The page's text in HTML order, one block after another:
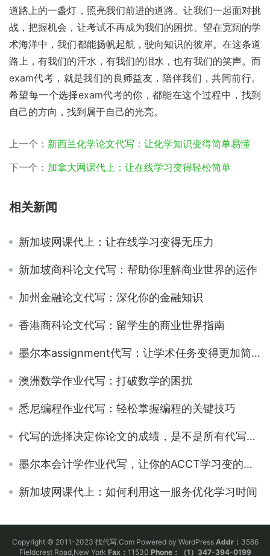
道路上的一盏灯，照亮我们前进的道路。让我们一起面对挑
战，把握机会，让考试不再成为我们的困扰。望在宽阔的学
术海洋中，我们都能扬帆起航，驶向知识的彼岸。在这条道
路上，有我们的汗水，有我们的泪水，也有我们的笑声。而
exam代考，就是我们的良师益友，陪伴我们，共同前行。
希望每一个选择exam代考的你，都能在这个过程中，找到
自己的方向，找到属于自己的光亮。
上一个： 新西兰化学论文代写：让化学知识变得简单易懂
下一个： 加拿大网课代上：让在线学习变得轻松简单
相关新闻
新加坡网课代上：让在线学习变得无压力
新加坡商科论文代写：帮助你理解商业世界的运作
加州金融论文代写：深化你的金融知识
香港商科论文代写：留学生的商业世界指南
墨尔本assignment代写：让学术任务变得更加简单
澳洲数学作业代写：打破数学的困扰
悉尼编程作业代写：轻松掌握编程的关键技巧
代写的选择决定你论文的成绩，是不是所有代写都会用心来写作？
墨尔本会计学作业代写，让你的ACCT学习变的更轻松
新加坡网课代上：如何利用这一服务优化学习时间
Copyright © 2011-2023 找代写.Com Powered by WordPress Addr： 3586
Fieldcrest Road,New York Fax： 11530 Phone：（1）347-394-0199